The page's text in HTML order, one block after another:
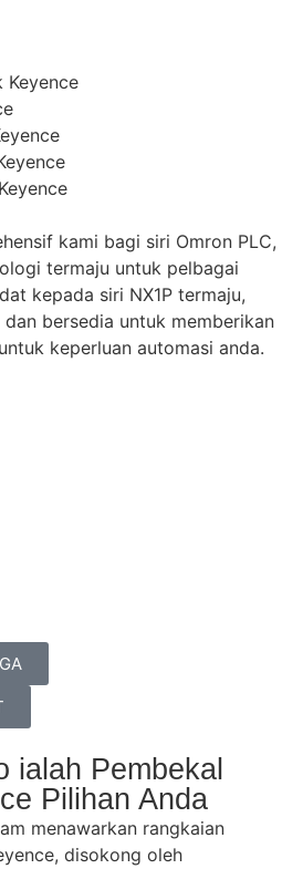
Keyence
kami bagi siri Omron PLC,
termaju untuk pelbagai
kepada siri NX1P termaju,
bersedia untuk memberikan
keperluan automasi anda.
ialah Pembekal
Pilihan Anda
menawarkan rangkaian
disokong oleh